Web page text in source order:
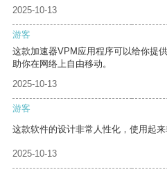
2025-10-13
游客
这款加速器VPM应用程序可以给你提
助你在网络上自由移动。
2025-10-13
游客
这款软件的设计非常人性化，使用起来
2025-10-13